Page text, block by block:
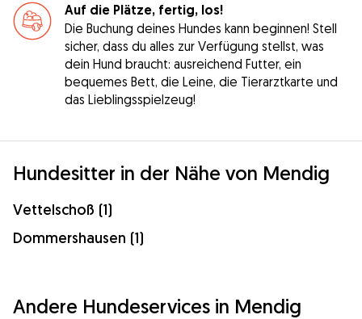
Auf die Plätze, fertig, los!
Die Buchung deines Hundes kann beginnen! Stell
sicher, dass du alles zur Verfügung stellst, was
dein Hund braucht: ausreichend Futter, ein
bequemes Bett, die Leine, die Tierarztkarte und
das Lieblingsspielzeug!
Hundesitter in der Nähe von Mendig
Vettelschoß (1)
Dommershausen (1)
Andere Hundeservices in Mendig